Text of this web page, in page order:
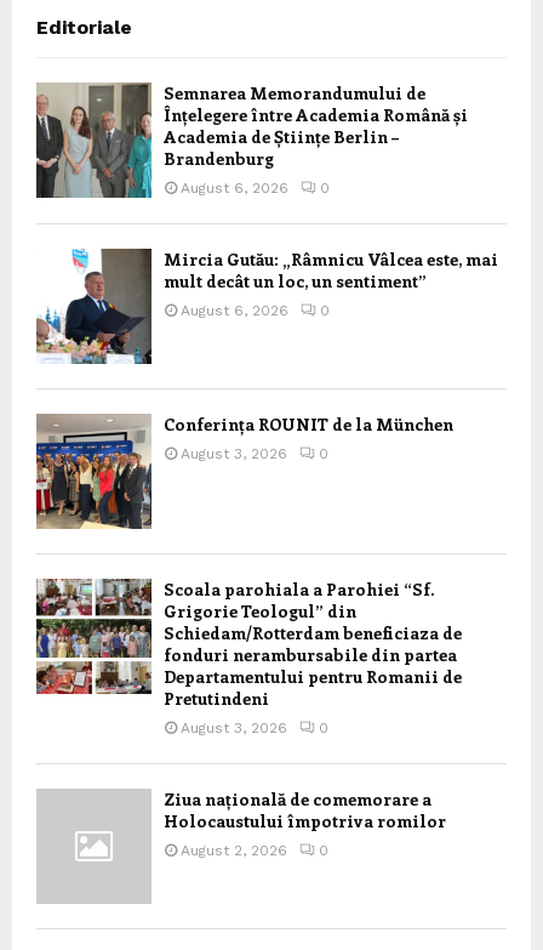
Editoriale
Semnarea Memorandumului de
Înțelegere între Academia Română și
Academia de Științe Berlin –
Brandenburg
August 6, 2026 0
Mircia Gutău: „Râmnicu Vâlcea este, mai
mult decât un loc, un sentiment”
August 6, 2026 0
Conferința ROUNIT de la München
August 3, 2026 0
Scoala parohiala a Parohiei “Sf.
Grigorie Teologul” din
Schiedam/Rotterdam beneficiaza de
fonduri nerambursabile din partea
Departamentului pentru Romanii de
Pretutindeni
August 3, 2026 0
Ziua națională de comemorare a
Holocaustului împotriva romilor
August 2, 2026 0